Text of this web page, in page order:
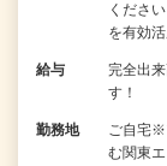
くださ
を有効
給与
完全出
す！
勤務地
ご自宅※
む関東